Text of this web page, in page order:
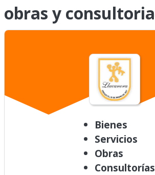
obras y
Bienes
Servicios
Obras
Consultorías